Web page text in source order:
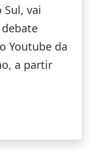
Sul, vai
Youtube da
a partir